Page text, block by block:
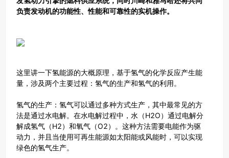
负责发动机的功能性、性能和可靠性的实机操作。
这里讲一下氢能源的大概原理，基于氢气的化学反应产生能
量，涉及两个主要过程：氢气的生产和氢气的利用。
氢气的生产：氢气可以通过多种方式生产，其中最常见的方
法是通过水电解。在水电解过程中，水（H2O）通过电解分
解成氢气（H2）和氧气（O2）。这种方法需要电能作为驱
动力，并且当使用可再生能源如太阳能或风能时，可以实现
绿色的氢气生产。